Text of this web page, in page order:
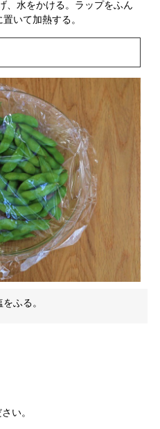
、水をかける。ラップをふん
置いて加熱する。
ふる。
い。